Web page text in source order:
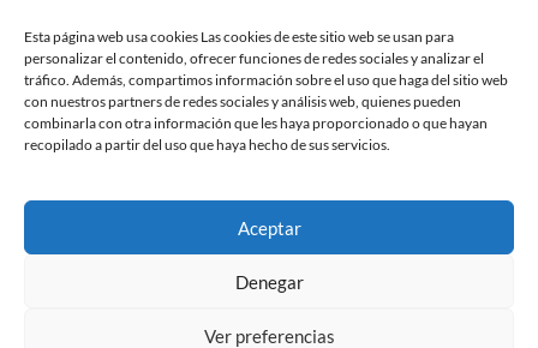
Esta página web usa cookies Las cookies de este sitio web se usan para
personalizar el contenido, ofrecer funciones de redes sociales y analizar el
tráfico. Además, compartimos información sobre el uso que haga del sitio web
con nuestros partners de redes sociales y análisis web, quienes pueden
combinarla con otra información que les haya proporcionado o que hayan
recopilado a partir del uso que haya hecho de sus servicios.
Aceptar
Denegar
Ver preferencias